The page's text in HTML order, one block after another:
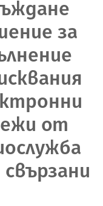
за
от